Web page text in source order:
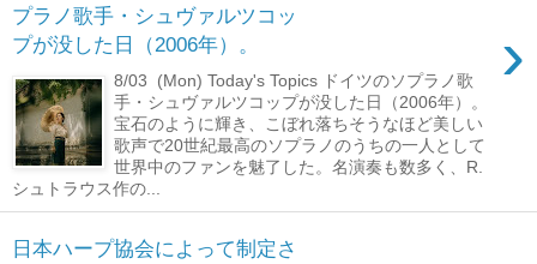
プラノ歌手・シュヴァルツコッ
プが没した日（2006年）。
›
8/03 (Mon) Today's Topics ドイツのソプラノ歌
手・シュヴァルツコップが没した日（2006年）。
宝石のように輝き、こぼれ落ちそうなほど美しい
歌声で20世紀最高のソプラノのうちの一人として
世界中のファンを魅了した。名演奏も数多く、R.
シュトラウス作の...
日本ハープ協会によって制定さ